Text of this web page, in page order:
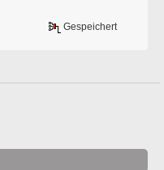
Gespeichert